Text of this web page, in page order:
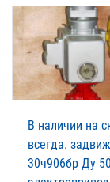
В наличии на
всегда.
30ч906бр Ду